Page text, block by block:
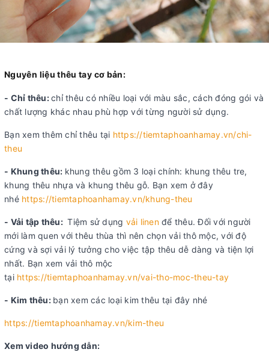
Nguyên liệu thêu tay cơ bản:
- Chỉ thêu:chỉ thêu có nhiều loại với màu sắc, cách đóng gói và
chất lượng khác nhau phù hợp với từng người sử dụng.
Bạn xem thêm chỉ thêu tại https://tiemtaphoanhamay.vn/chi-
theu
- Khung thêu: khung thêu gồm 3 loại chính: khung thêu tre,
khung thêu nhựa và khung thêu gỗ. Bạn xem ở đây
nhé https://tiemtaphoanhamay.vn/khung-theu
- Vải tập thêu: Tiệm sử dụng vải linenđể thêu. Đối với người
mới làm quen với thêu thùa thì nên chọn vải thô mộc, với độ
cứng và sợi vải lý tưởng cho việc tập thêu dễ dàng và tiện lợi
nhất. Bạn xem vải thô mộc
tại https://tiemtaphoanhamay.vn/vai-tho-moc-theu-tay
- Kim thêu: bạn xem các loại kim thêu tại đây nhé
https://tiemtaphoanhamay.vn/kim-theu
Xem video hướng dẫn: